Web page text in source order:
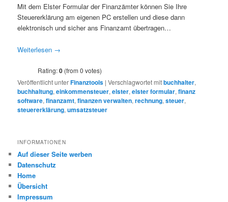
Mit dem Elster Formular der Finanzämter können Sie Ihre
Steuererklärung am eigenen PC erstellen und diese dann
elektronisch und sicher ans Finanzamt übertragen…
Weiterlesen →
Rating:0 (from 0 votes)
Veröffentlicht unterFinanztools |Verschlagwortet mitbuchhalter,
buchhaltung,einkommensteuer,elster,elster formular,finanz
software,finanzamt,finanzen verwalten,rechnung,steuer,
steuererklärung,umsatzsteuer
INFORMATIONEN
Auf dieser Seite werben
Datenschutz
Home
Übersicht
Impressum